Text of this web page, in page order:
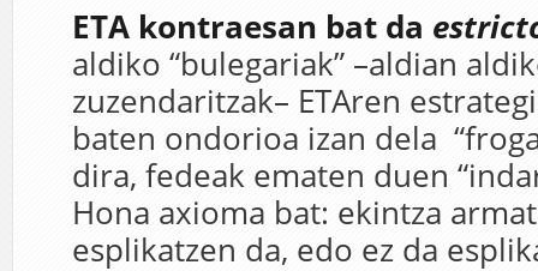
ETA kontraesan bat da
aldiko “bulegariak” –aldian
zuzendaritzak– ETAren
baten ondorioa izan dela
dira, fedeak ematen duen
Hona axioma bat: ekintza
esplikatzen da, edo ez da